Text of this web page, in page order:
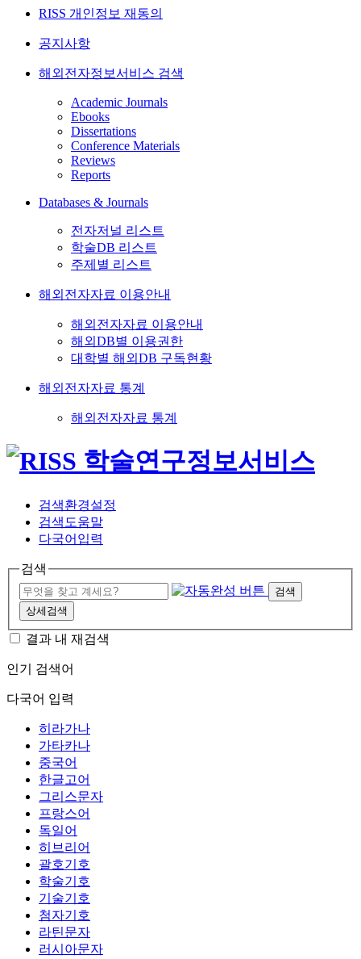
RISS 개인정보 재동의
공지사항
해외전자정보서비스 검색
Academic Journals
Ebooks
Dissertations
Conference Materials
Reviews
Reports
Databases & Journals
전자저널 리스트
학술DB 리스트
주제별 리스트
해외전자자료 이용안내
해외전자자료 이용안내
해외DB별 이용권한
대학별 해외DB 구독현황
해외전자자료 통계
해외전자자료 통계
검색환경설정
검색도움말
다국어입력
검색
검색
상세검색
결과 내 재검색
인기 검색어
다국어 입력
히라가나
가타카나
중국어
한글고어
그리스문자
프랑스어
독일어
히브리어
괄호기호
학술기호
기술기호
첨자기호
라틴문자
러시아문자